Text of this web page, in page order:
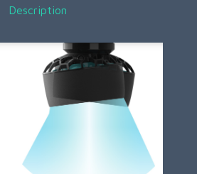
Description